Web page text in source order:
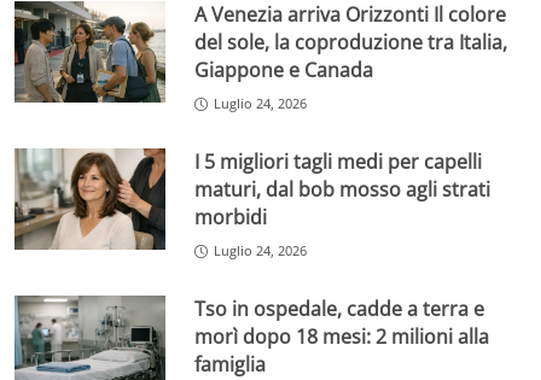
A Venezia arriva Orizzonti Il colore
del sole, la coproduzione tra Italia,
Giappone e Canada
Luglio 24, 2026
I 5 migliori tagli medi per capelli
maturi, dal bob mosso agli strati
morbidi
Luglio 24, 2026
Tso in ospedale, cadde a terra e
morì dopo 18 mesi: 2 milioni alla
famiglia